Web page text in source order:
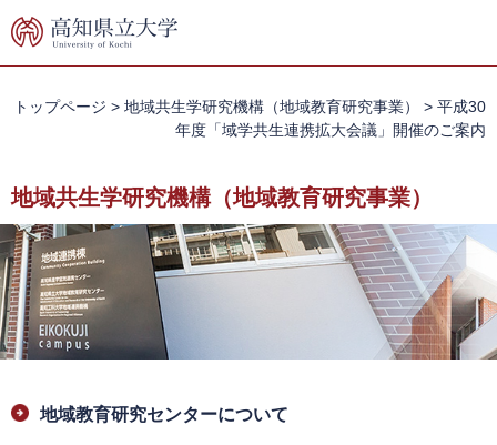
ー
ニ
て
本
文
へ
トップページ > 地域共生学研究機構（地域教育研究事業） > 平成30
年度「域学共生連携拡大会議」開催のご案内
地域共生学研究機構（地域教育研究事業）
文
地域教育研究センターについて